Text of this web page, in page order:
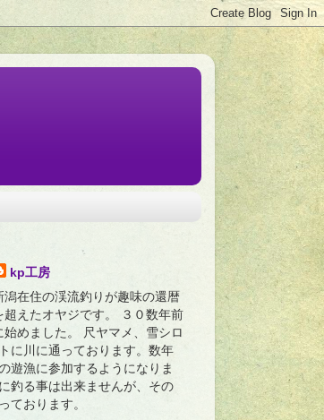
kp工房
潟在住の渓流釣りが趣味の還暦
超えたオヤジです。 ３０数年前
始めました。 尺ヤマメ、雪シロ
に川に通っております。数年
遊漁に参加するようになりま
釣る事は出来ませんが、その
ております。